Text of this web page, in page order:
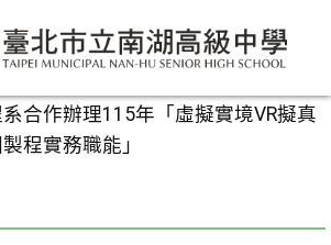
合作辦理115年「虛擬實境VR擬真
程實務職能」